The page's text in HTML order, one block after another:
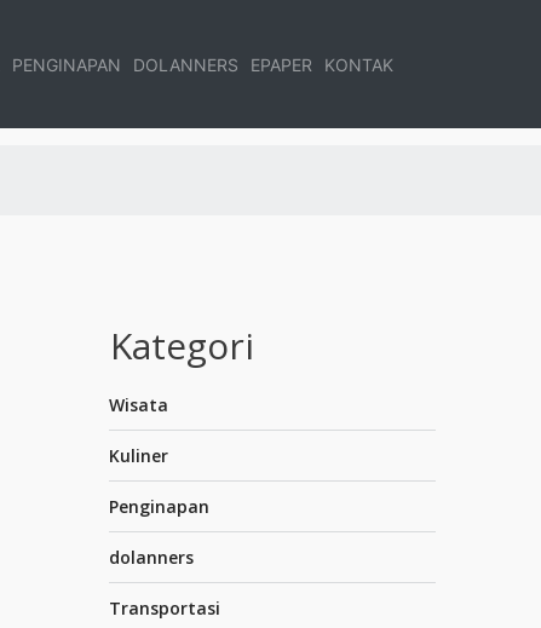
PENGINAPAN DOLANNERS EPAPER KONTAK
Kategori
Wisata
Kuliner
Penginapan
dolanners
Transportasi